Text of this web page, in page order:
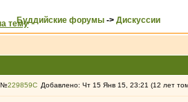
Буддийские форумы -> Дискуссии
№229859 Добавлено: Чт 15 Янв 15, 23:21 (12 лет